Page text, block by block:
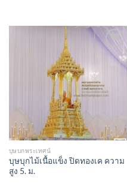
Add to
Wishlist
บุษบกพระเทศน์
บุษบุกไม้เนื้อแข็ง ปิดทองเค ความ
สูง 5. ม.